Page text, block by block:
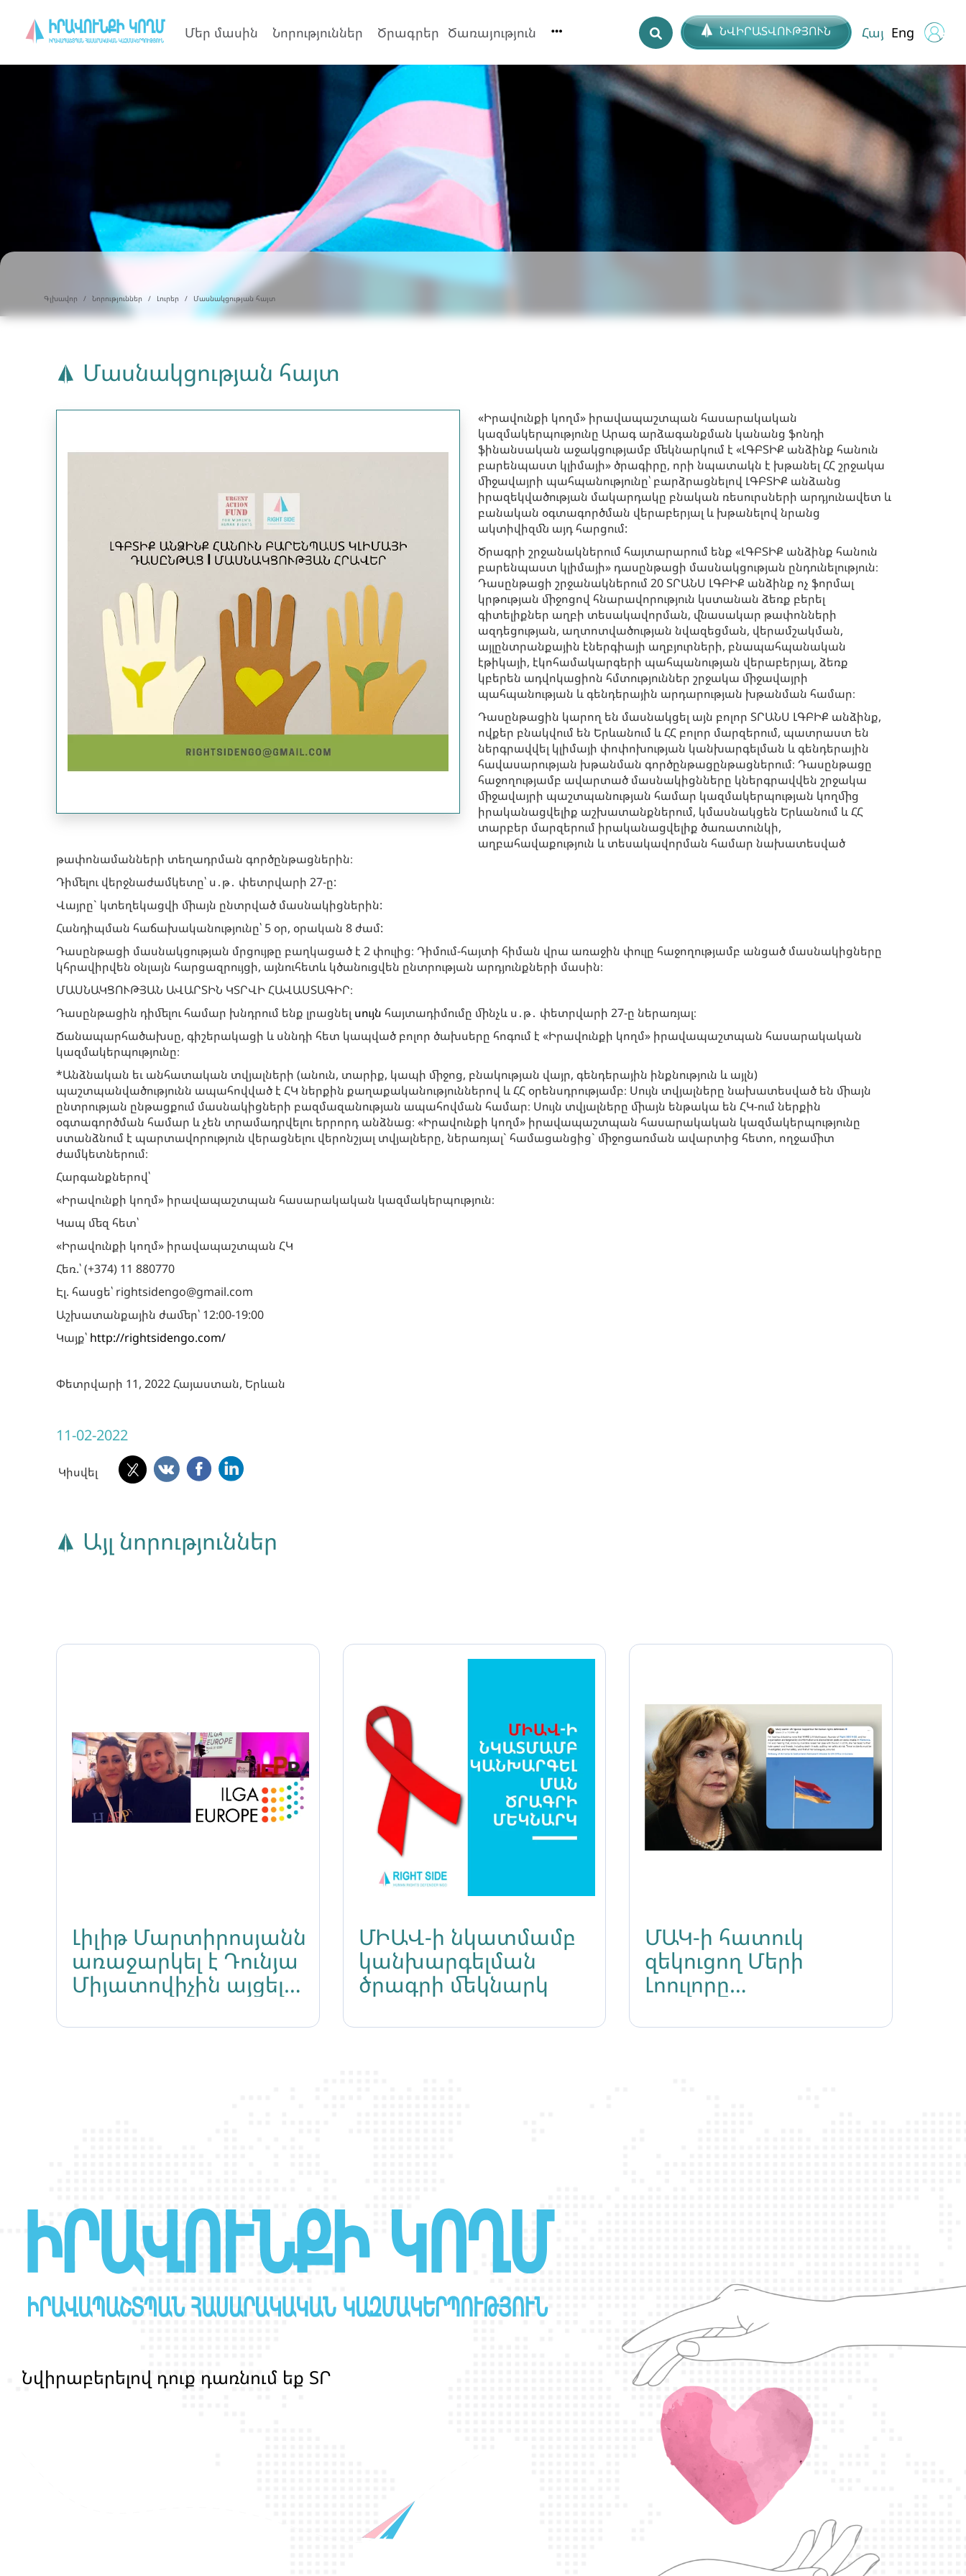
Մեր մասին Նորություններ Ծրագրեր Ծառայություն ՆՎԻՐԱՏՎՈՒԹՅՈՒՆ Հայ Eng
Գլխավոր Նորություններ Լուրեր Մասնակցության հայտ
Մասնակցության հայտ
«Իրավունքի կողմ» իրավապաշտպան հասարակական
կազմակերպությունը Արագ արձագանքման կանանց ֆոնդի
ֆինանսական աջակցությամբ մեկնարկում է «ԼԳԲՏԻՔ անձինք հանուն
բարենպաստ կլիմայի» ծրագիրը, որի նպատակն է խթանել ՀՀ շրջակա
միջավայրի պահպանությունը՝ բարձրացնելով ԼԳԲՏԻՔ անձանց
իրազեկվածության մակարդակը բնական ռեսուրսների արդյունավետ և
բանական օգտագործման վերաբերյալ և խթանելով նրանց
ակտիվիզմն այդ հարցում:
Ծրագրի շրջանակներում հայտարարում ենք «ԼԳԲՏԻՔ անձինք հանուն
բարենպաստ կլիմայի» դասընթացի մասնակցության ընդունելություն։
Դասընթացի շրջանակներում 20 ՏՐԱՆՍ ԼԳԲԻՔ անձինք ոչ ֆորմալ
կրթության միջոցով հնարավորություն կստանան ձեռք բերել
գիտելիքներ աղբի տեսակավորման, վնասակար թափոնների
ազդեցության, աղտոտվածության նվազեցման, վերամշակման,
այլընտրանքային էներգիայի աղբյուրների, բնապահպանական
էթիկայի, էկոհամակարգերի պահպանության վերաբերյալ, ձեռք
կբերեն ադվոկացիոն հմտություններ շրջակա միջավայրի
պահպանության և գենդերային արդարության խթանման համար։
Դասընթացին կարող են մասնակցել այն բոլոր ՏՐԱՆՍ ԼԳԲԻՔ անձինք,
ովքեր բնակվում են Երևանում և ՀՀ բոլոր մարզերում, պատրաստ են
ներգրավվել կլիմայի փոփոխության կանխարգելման և գենդերային
հավասարության խթանման գործընթացընթացներում։ Դասընթացը
հաջողությամբ ավարտած մասնակիցնները կներգրավվեն շրջակա
միջավայրի պաշտպանության համար կազմակերպության կողմից
իրականացվելիք աշխատանքներում, կմասնակցեն Երևանում և ՀՀ
տարբեր մարզերում իրականացվելիք ծառատունկի,
աղբահավաքություն և տեսակավորման համար նախատեսված
թափոնամանների տեղադրման գործընթացներին։
Դիմելու վերջնաժամկետը՝ ս․թ․ փետրվարի 27-ը:
Վայրը` կտեղեկացվի միայն ընտրված մասնակիցներին:
Հանդիպման հաճախականությունը՝ 5 օր, օրական 8 ժամ:
Դասընթացի մասնակցության մրցույթը բաղկացած է 2 փուլից։ Դիմում-հայտի հիման վրա առաջին փուլը հաջողությամբ անցած մասնակիցները
կհրավիրվեն օնլայն հարցազրույցի, այնուհետև կծանուցվեն ընտրության արդյունքների մասին։
ՄԱՍՆԱԿՑՈՒԹՅԱՆ ԱՎԱՐՏԻՆ ԿՏՐՎԻ ՀԱՎԱՍՏԱԳԻՐ։
Դասընթացին դիմելու համար խնդրում ենք լրացնել սույն հայտադիմումը մինչև ս․թ․ փետրվարի 27-ը ներառյալ։
Ճանապարհածախսը, գիշերակացի և սննդի հետ կապված բոլոր ծախսերը հոգում է «Իրավունքի կողմ» իրավապաշտպան հասարակական
կազմակերպությունը։
*Անձնական եւ անհատական տվյալների (անուն, տարիք, կապի միջոց, բնակության վայր, գենդերային ինքնություն և այլն)
պաշտպանվածությունն ապահովված է ՀԿ ներքին քաղաքականություններով և ՀՀ օրենսդրությամբ։ Սույն տվյալները նախատեսված են միայն
ընտրության ընթացքում մասնակիցների բազմազանության ապահովման համար։ Սույն տվյալները միայն ենթակա են ՀԿ-ում ներքին
օգտագործման համար և չեն տրամադրվելու երրորդ անձնաց։ «Իրավունքի կողմ» իրավապաշտպան հասարակական կազմակերպությունը
ստանձնում է պարտավորություն վերացնելու վերոնշյալ տվյալները, ներառյալ` համացանցից` միջոցառման ավարտից հետո, ողջամիտ
ժամկետներում։
Հարգանքներով՝
«Իրավունքի կողմ» իրավապաշտպան հասարակական կազմակերպություն։
Կապ մեզ հետ՝
«Իրավունքի կողմ» իրավապաշտպան ՀԿ
Հեռ.՝ (+374) 11 880770
Էլ. հասցե՝ rightsidengo@gmail.com
Աշխատանքային ժամեր՝ 12:00-19:00
Կայք՝ http://rightsidengo.com/
Փետրվարի 11, 2022 Հայաստան, Երևան
11-02-2022
Կիսվել
Այլ նորություններ
Լիլիթ Մարտիրոսյանն
առաջարկել է Դունյա
Միյատովիչին այցելել
ՄԻԱՎ-ի նկատմամբ
կանխարգելման
ծրագրի մեկնարկ
ՄԱԿ-ի հատուկ
զեկուցող Մերի
Լոուլորը
հայտնում Լիլիթ
Նվիրաբերելով դոք դառնոմ եք ՏՐ